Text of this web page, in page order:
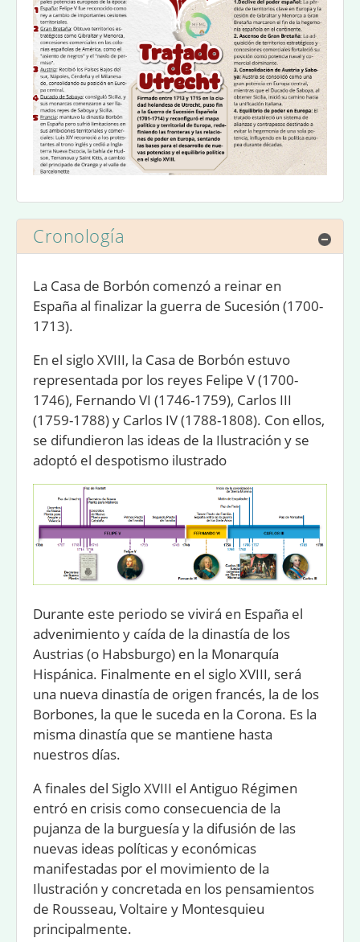
Cronología
La Casa de Borbón comenzó a reinar en
España al finalizar la guerra de Sucesión (1700-
1713).
En el siglo XVIII, la Casa de Borbón estuvo
representada por los reyes Felipe V (1700-
1746), Fernando VI (1746-1759), Carlos III
(1759-1788) y Carlos IV (1788-1808). Con ellos,
se difundieron las ideas de la Ilustración y se
adoptó el despotismo ilustrado
Durante este periodo se vivirá en España el
advenimiento y caída de la dinastía de los
Austrias(o Habsburgo) en la Monarquía
Hispánica. Finalmente en el siglo XVIII, será
una nueva dinastía de origen francés, la de los
Borbones, la que le suceda en la Corona. Es la
misma dinastía que se mantiene hasta
nuestros días.
A finales del Siglo XVIII el Antiguo Régimen
entró en crisis como consecuencia de la
pujanza de la burguesía y la difusión de las
nuevas ideas políticas y económicas
manifestadas por el movimiento de la
Ilustración y concretada en los pensamientos
de Rousseau, Voltaire y Montesquieu
principalmente.